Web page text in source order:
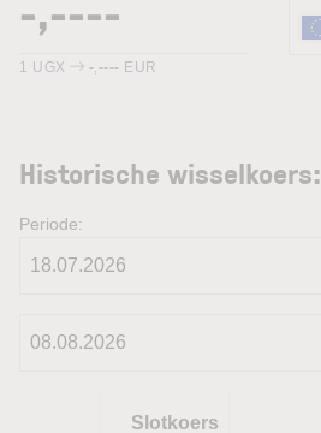
1 UGX -,---- EUR
Historische wisselkoers:
Periode:
Slotkoers